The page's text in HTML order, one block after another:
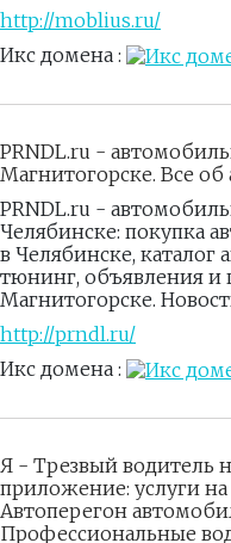
http://moblius.ru/
Икс домена :
PRNDL.ru -
Магнитогорске. Все об
PRNDL.ru -
Челябинске: покупка
в Челябинске,
тюнинг, объявления и
Магнитогорске.
http://prndl.ru/
Икс домена :
Я - Трезвый водитель
приложение: услуги
Автоперегон
Профессиональные